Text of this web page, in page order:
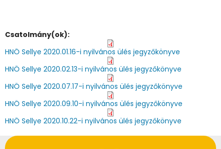
Csatolmány(ok):
HNÖ Sellye 2020.01.16-i nyilvános ülés jegyzőkönyve
HNÖ Sellye 2020.02.13-i nyilvános ülés jegyzőkönyve
HNÖ Sellye 2020.07.17-i nyilvános ülés jegyzőkönyve
HNÖ Sellye 2020.09.10-i nyilvános ülés jegyzőkönyve
HNÖ Sellye 2020.10.22-i nyilvános ülés jegyzőkönyve